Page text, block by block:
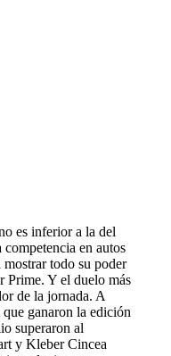
es inferior a la del
en autos
todo su poder
Prime. Y el duelo más
de la jornada. A
ganaron la edición
superaron al
y Kleber Cincea